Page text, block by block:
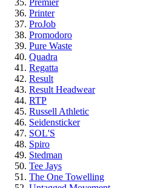
Premier
Printer
ProJob
Promodoro
Pure Waste
Quadra
Regatta
Result
Result Headwear
RTP
Russell Athletic
Seidensticker
SOL'S
Spiro
Stedman
Tee Jays
The One Towelling